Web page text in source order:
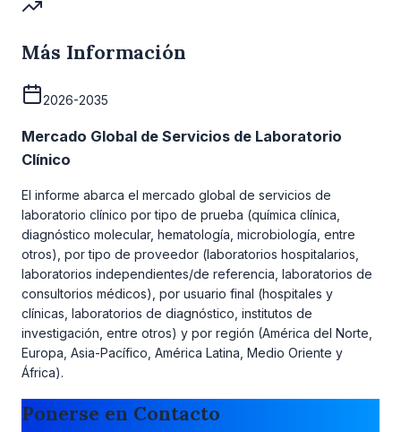
Más Información
2026-2035
Mercado Global de Servicios de Laboratorio
Clínico
El informe abarca el mercado global de servicios de
laboratorio clínico por tipo de prueba (química clínica,
diagnóstico molecular, hematología, microbiología, entre
otros), por tipo de proveedor (laboratorios hospitalarios,
laboratorios independientes/de referencia, laboratorios de
consultorios médicos), por usuario final (hospitales y
clínicas, laboratorios de diagnóstico, institutos de
investigación, entre otros) y por región (América del Norte,
Europa, Asia-Pacífico, América Latina, Medio Oriente y
África).
Ponerse en Contacto